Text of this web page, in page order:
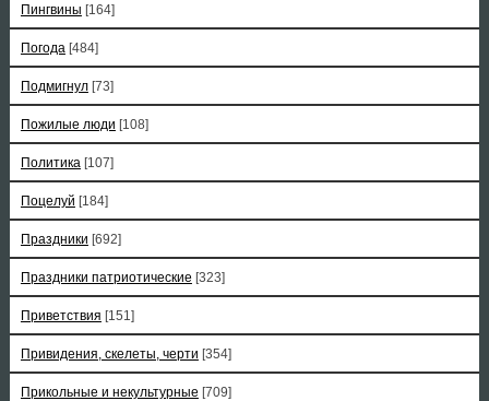
Пингвины [164]
Погода [484]
Подмигнул [73]
Пожилые люди [108]
Политика [107]
Поцелуй [184]
Праздники [692]
Праздники патриотические [323]
Приветствия [151]
Привидения, скелеты, черти [354]
Прикольные и некультурные [709]